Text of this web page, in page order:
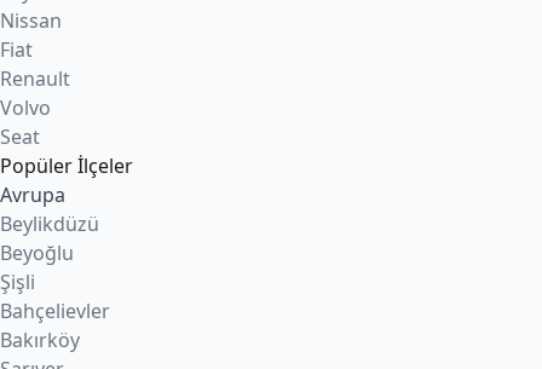
Nissan
Fiat
Renault
Volvo
Seat
Popüler İlçeler
Avrupa
Beylikdüzü
Beyoğlu
Şişli
Bahçelievler
Bakırköy